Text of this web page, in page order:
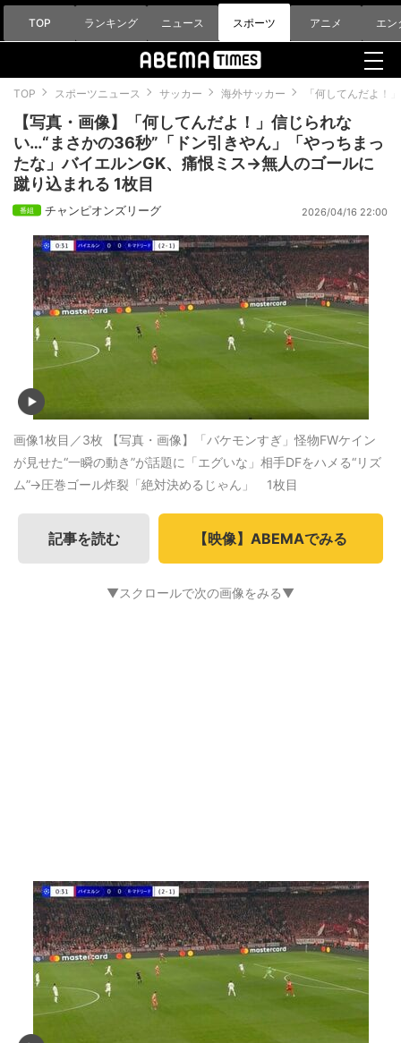
TOP ランキング ニュース スポーツ アニメ エン
TOP スポーツニュース サッカー 海外サッカー 「何してんだよ！
【写真・画像】「何してんだよ！」信じられな
い…“まさかの36秒”「ドン引きやん」「やっちまっ
たな」バイエルンGK、痛恨ミス→無人のゴールに
蹴り込まれる 1枚目
チャンピオンズリーグ 2026/04/16 22:00
画像1枚目／3枚 【写真・画像】「バケモンすぎ」怪物FWケイン
が見せた“一瞬の動き”が話題に「エグいな」相手DFをハメる“リズ
ム”→圧巻ゴール炸裂「絶対決めるじゃん」 1枚目
記事を読む 【映像】ABEMAでみる
▼スクロールで次の画像をみる▼